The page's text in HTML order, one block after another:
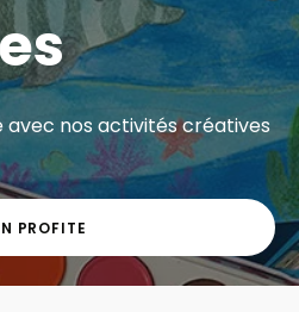
avec nos activités créatives
PROFITE